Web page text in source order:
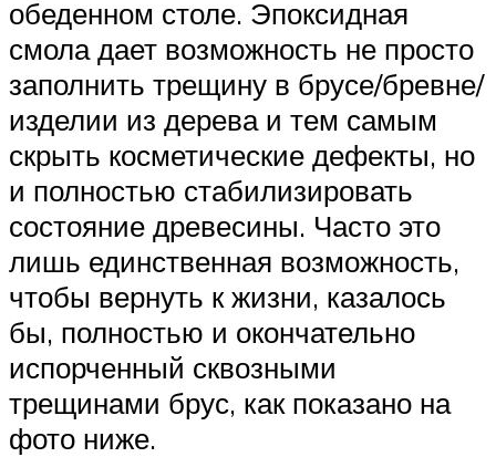
обеденном столе. Эпоксидная
смола дает возможность не просто
заполнить трещину в брусе/бревне/
изделии из дерева и тем самым
скрыть косметические дефекты, но
и полностью стабилизировать
состояние древесины. Часто это
лишь единственная возможность,
чтобы вернуть к жизни, казалось
бы, полностью и окончательно
испорченный сквозными
трещинами брус, как показано на
фото ниже.